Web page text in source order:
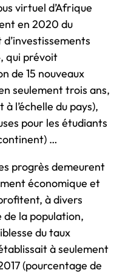
virtuel d’Afrique
en 2020 du
qui prévoit
de 15 nouveaux
seulement trois ans,
l’échelle du pays),
pour les étudiants
…
progrès demeurent
économique et
à divers
la population,
du taux
à seulement
(pourcentage de